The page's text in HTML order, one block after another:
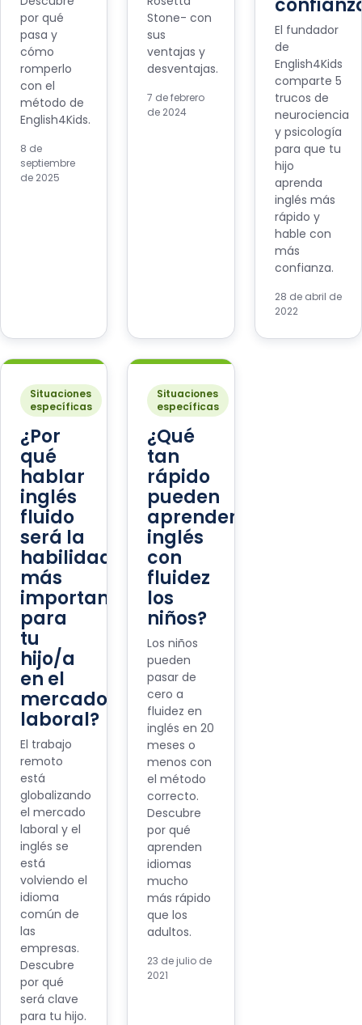
por qué
pasa y
cómo
romperlo
con el
método de
English4Kids.
8 de
septiembre
de 2025
Stone- con
sus
ventajas y
desventajas.
7 de febrero
de 2024
El fundador
de
English4Kids
comparte 5
trucos de
neurociencia
y psicología
para que tu
hijo
aprenda
inglés más
rápido y
hable con
más
confianza.
28 de abril de
2022
Situaciones
específicas
¿Por
qué
hablar
inglés
fluido
será la
habilidad
más
importante
para
tu
hijo/a
en el
mercado
laboral?
El trabajo
remoto
está
globalizando
el mercado
laboral y el
inglés se
está
volviendo el
idioma
común de
las
empresas.
Descubre
por qué
será clave
para tu hijo.
Situaciones
específicas
¿Qué
tan
rápido
pueden
aprender
inglés
con
fluidez
los
niños?
Los niños
pueden
pasar de
cero a
fluidez en
inglés en 20
meses o
menos con
el método
correcto.
Descubre
por qué
aprenden
idiomas
mucho
más rápido
que los
adultos.
23 de julio de
2021